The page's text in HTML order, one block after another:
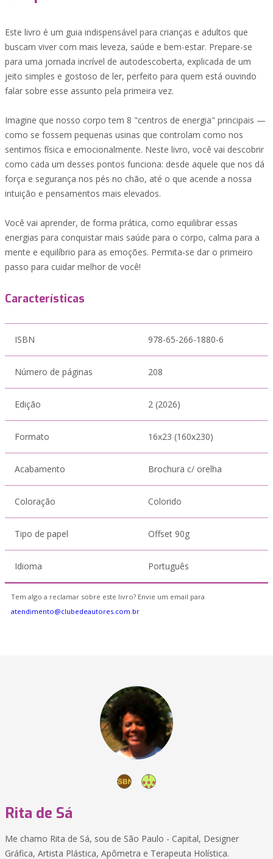
Este livro é um guia indispensável para crianças e adultos que
buscam viver com mais leveza, saúde e bem-estar. Prepare-se
para uma jornada incrível de autodescoberta, explicada de um
jeito simples e gostoso de ler, perfeito para quem está ouvindo
falar sobre esse assunto pela primeira vez.
Imagine que nosso corpo tem 8 "centros de energia" principais —
como se fossem pequenas usinas que controlam como nos
sentimos física e emocionalmente. Neste livro, você vai descobrir
como cada um desses pontos funciona: desde aquele que nos dá
força e segurança nos pés no chão, até o que acende a nossa
intuição e pensamentos mais elevados.
Você vai aprender, de forma prática, como equilibrar essas
energias para conquistar mais saúde para o corpo, calma para a
mente e equilíbrio para as emoções. Permita-se dar o primeiro
passo para cuidar melhor de você!
Características
ISBN 978-65-266-1880-6
Número de páginas 208
Edição 2 (2026)
Formato 16x23 (160x230)
Acabamento Brochura c/ orelha
Coloração Colorido
Tipo de papel Offset 90g
Idioma Português
Tem algo a reclamar sobre este livro? Envie um email para
atendimento@clubedeautores.com.br
Rita de Sá
Me chamo Rita de Sá, sou de São Paulo - Capital, Designer
Gráfica, Artista Plástica, Apômetra e Terapeuta Holística.